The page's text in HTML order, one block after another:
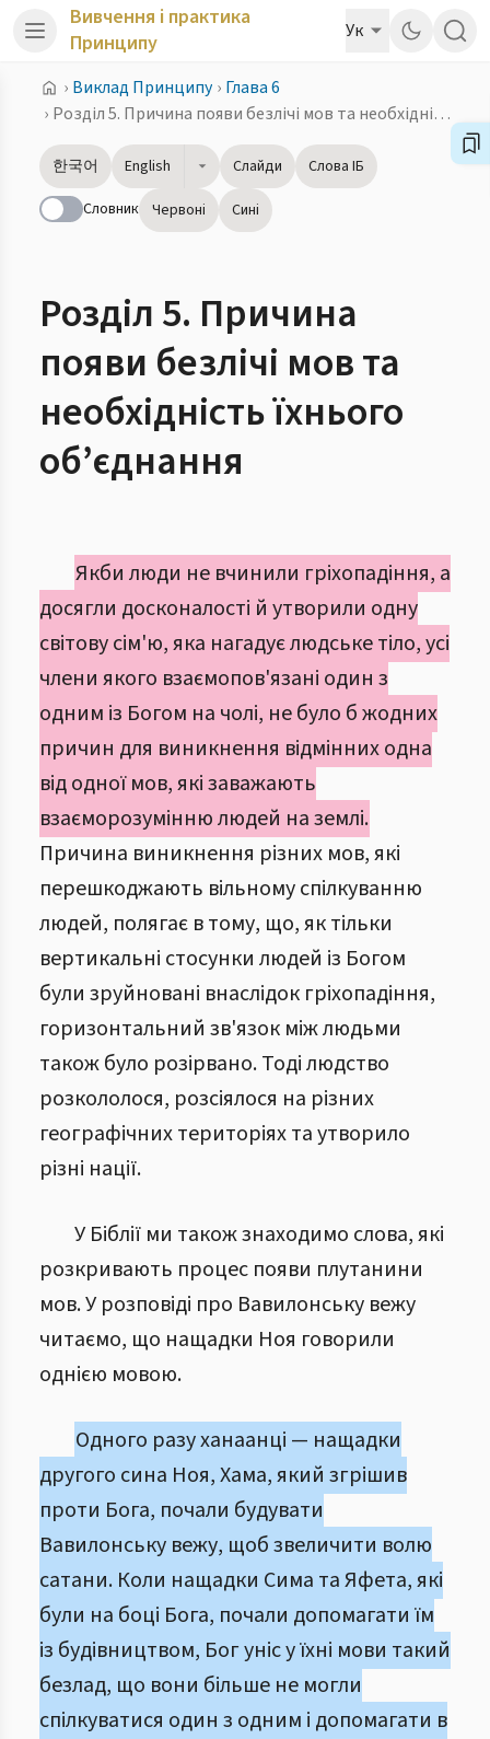
Вивчення і практика
Принципу
Ук
› Виклад Принципу › Глава 6
›
Розділ 5. Причина появи безлічі мов та необхідність їхнього об’єднання
한국어 English Слайди
Слова ІБ
Словник Червоні Сині
Розділ 5. Причина
появи безлічі мов та
необхідність їхнього
об’єднання
Якби люди не вчинили гріхопадіння, а
досягли досконалості й утворили одну
світову сім'ю, яка нагадує людське тіло, усі
члени якого взаємопов'язані один з
одним із Богом на чолі, не було б жодних
причин для виникнення відмінних одна
від одної мов, які заважають
взаєморозумінню людей на землі.
Причина виникнення різних мов, які
перешкоджають вільному спілкуванню
людей, полягає в тому, що, як тільки
вертикальні стосунки людей із Богом
були зруйновані внаслідок гріхопадіння,
горизонтальний зв'язок між людьми
також було розірвано. Тоді людство
розкололося, розсіялося на різних
географічних територіях та утворило
різні нації.
У Біблії ми також знаходимо слова, які
розкривають процес появи плутанини
мов. У розповіді про Вавилонську вежу
читаємо, що нащадки Ноя говорили
однією мовою.
Одного разу ханаанці — нащадки
другого сина Ноя, Хама, який згрішив
проти Бога, почали будувати
Вавилонську вежу, щоб звеличити волю
сатани. Коли нащадки Сима та Яфета, які
були на боці Бога, почали допомагати їм
із будівництвом, Бог уніс у їхні мови такий
безлад, що вони більше не могли
спілкуватися один з одним і допомагати в